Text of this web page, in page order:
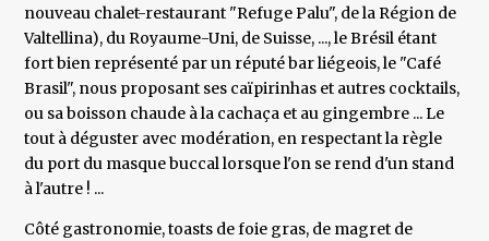
nouveau chalet-restaurant "Refuge Palu", de la Région de
Valtellina), du Royaume-Uni, de Suisse, ..., le Brésil étant
fort bien représenté par un réputé bar liégeois, le "Café
Brasil", nous proposant ses caïpirinhas et autres cocktails,
ou sa boisson chaude à la cachaça et au gingembre ... Le
tout à déguster avec modération, en respectant la règle
du port du masque buccal lorsque l'on se rend d'un stand
à l'autre ! ...
Côté gastronomie, toasts de foie gras, de magret de